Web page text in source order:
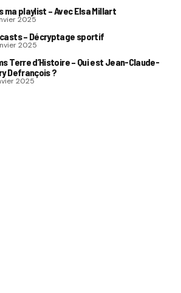
ma playlist – Avec Elsa Millart
2025
– Décryptage sportif
2025
Terre d’Histoire – Qui est Jean-Claude-
Defrançois ?
2025